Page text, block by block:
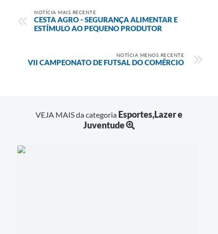
NOTÍCIA MAIS RECENTE
CESTA AGRO - SEGURANÇA ALIMENTAR E
ESTÍMULO AO PEQUENO PRODUTOR
NOTÍCIA MENOS RECENTE
VII CAMPEONATO DE FUTSAL DO COMÉRCIO
VEJA MAIS da categoria Esportes,Lazer e
Juventude